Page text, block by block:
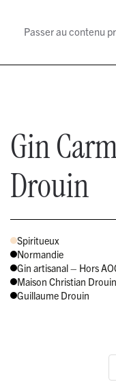
Passer au contenu
Gin
Drouin
Spiritueux
Normandie
Gin artisanal – Hors
Maison Christian Drouin
Guillaume Drouin